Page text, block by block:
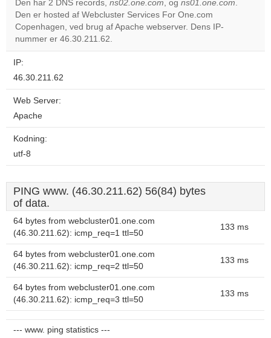
Do you
own this
Den har 2 DNS records, ns02.one.com, og ns01.one.com.
Den er hosted af Webcluster Services For One.com
Copenhagen, ved brug af Apache webserver. Dens IP-
nummer er 46.30.211.62.
IP:
46.30.211.62
Web Server:
Apache
Kodning:
utf-8
PING www. (46.30.211.62) 56(84) bytes
of data.
64 bytes from webcluster01.one.com
(46.30.211.62): icmp_req=1 ttl=50
133 ms
64 bytes from webcluster01.one.com
(46.30.211.62): icmp_req=2 ttl=50
133 ms
64 bytes from webcluster01.one.com
(46.30.211.62): icmp_req=3 ttl=50
133 ms
--- www. ping statistics ---